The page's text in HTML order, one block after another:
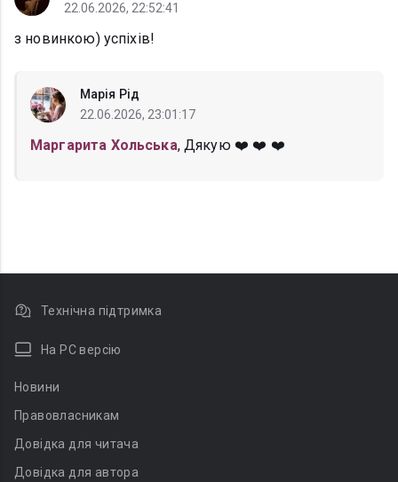
22.06.2026, 22:52:41
з новинкою) успіхів!
Марія Рід
22.06.2026, 23:01:17
Маргарита Хольська, Дякую ❤️ ❤️ ❤️
Технічна підтримка
На PC версію
Новини
Правовласникам
Довідка для читача
Довідка для автора